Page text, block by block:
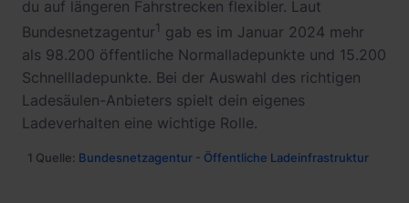
du auf längeren Fahrstrecken flexibler. Laut
Bundesnetzagentur1 gab es im Januar 2024 mehr
als 98.200 öffentliche Normalladepunkte und 15.200
Schnellladepunkte. Bei der Auswahl des richtigen
Ladesäulen-Anbieters spielt dein eigenes
Ladeverhalten eine wichtige Rolle.
1 Quelle: Bundesnetzagentur - Öffentliche Ladeinfrastruktur